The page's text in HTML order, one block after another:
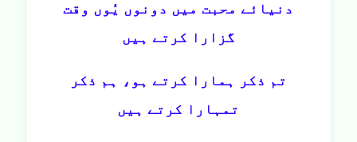
دنیائے محبت میں دونوں یُوں وقت
گزارا کرتے ہیں
تم ذکر ہمارا کرتے ہو، ہم ذکر
تمہارا کرتے ہیں